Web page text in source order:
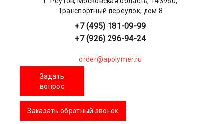
Транспортный переулок, дом 8
+7 (495) 181-09-99
+7 (926) 296-94-24
order@apolymer.ru
Задать
вопрос
Заказать обратный звонок